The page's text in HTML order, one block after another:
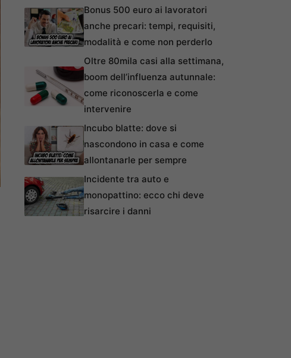
Bonus 500 euro ai lavoratori
anche precari: tempi, requisiti,
modalità e come non perderlo
Oltre 80mila casi alla settimana,
boom dell’influenza autunnale:
come riconoscerla e come
intervenire
Incubo blatte: dove si
nascondono in casa e come
allontanarle per sempre
Incidente tra auto e
monopattino: ecco chi deve
risarcire i danni